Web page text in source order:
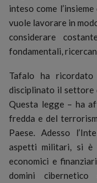
inteso come
vuole lavorare in
considerare
fondamentali,
Tafalo ha
disciplinato il settore
Questa legge – ha
fredda e del
Paese. Adesso
aspetti militari, si è
economici e
domini cibernetico